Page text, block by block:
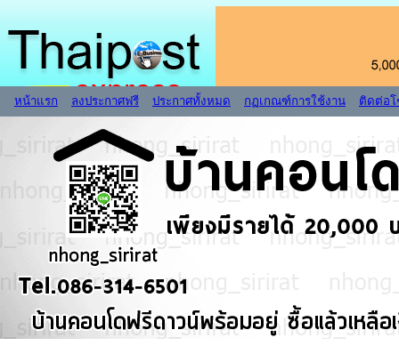
หน้าแรก ลงประกาศฟรี ประกาศทั้งหมด กฏเกณฑ์การใช้งาน ติดต่อ